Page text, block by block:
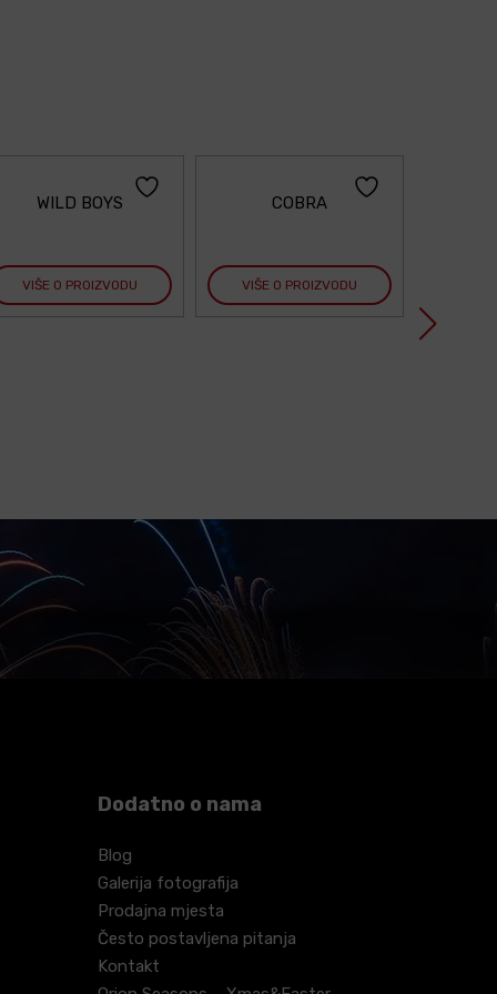
WILD BOYS
VIŠE O PROIZVODU
COBRA
VIŠE O PROIZVODU
Dodatno o nama
Blog
Galerija fotografija
Prodajna mjesta
Često postavljena pitanja
Kontakt